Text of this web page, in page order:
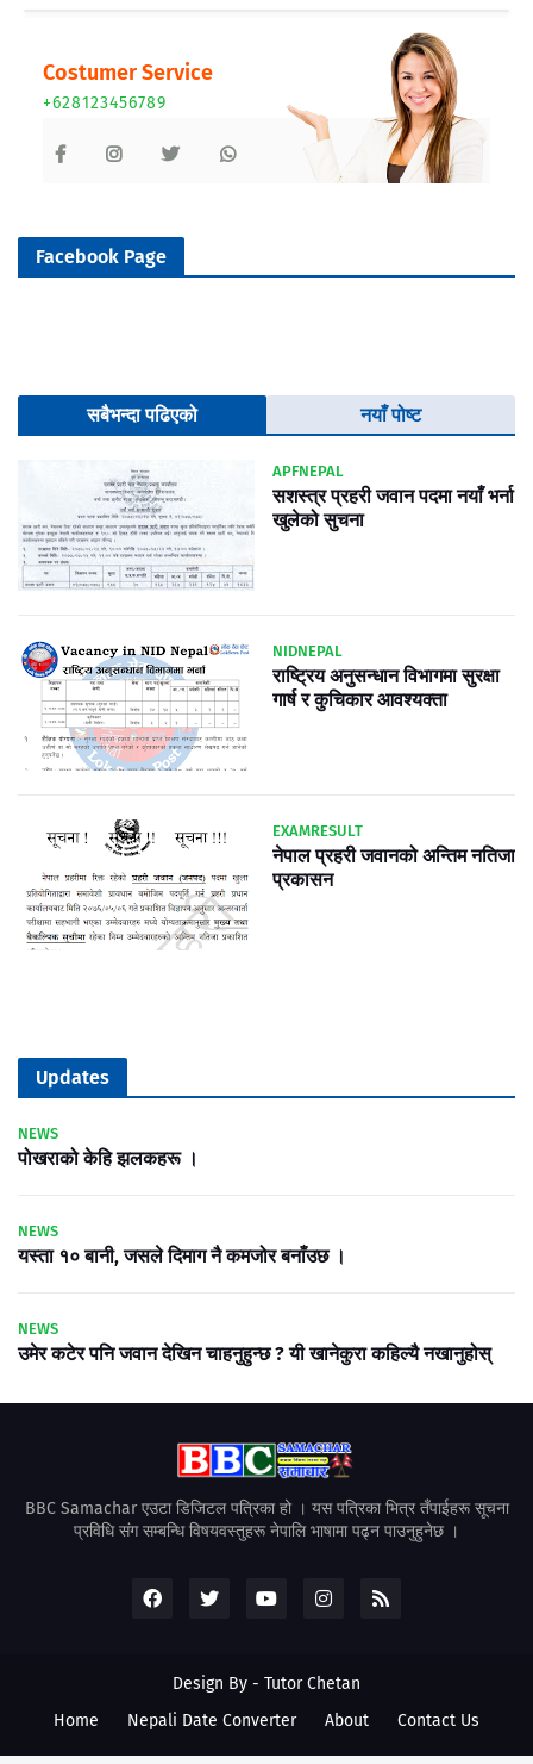
Costumer Service
+628123456789
Facebook Page
सबैभन्दा पढिएको नयाँ पोष्ट
APFNEPAL
सशस्त्र प्रहरी जवान पदमा नयाँ भर्ना
खुलेको सुचना
NIDNEPAL
राष्ट्रिय अनुसन्धान विभागमा सुरक्षा
गार्ष र कुचिकार आवश्यक्ता
EXAMRESULT
नेपाल प्रहरी जवानको अन्तिम नतिजा
प्रकासन
Updates
NEWS
पोखराको केहि झलकहरू ।
NEWS
यस्ता १० बानी, जसले दिमाग नै कमजोर बनाँउछ ।
NEWS
उमेर कटेर पनि जवान देखिन चाहनुहुन्छ ? यी खानेकुरा कहिल्यै नखानुहोस्
BBC Samachar एउटा डिजिटल पत्रिका हो । यस पत्रिका भित्र तँपाईहरू सूचना
प्रविधि संग सम्बन्धि विषयवस्तुहरू नेपालि भाषामा पढ्न पाउनुहुनेछ ।
Design By - Tutor Chetan
Home
Nepali Date Converter About Contact Us